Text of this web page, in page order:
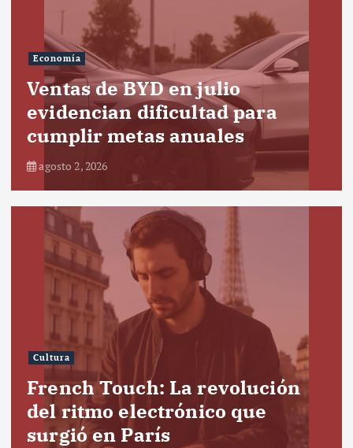
Economía
Ventas de BYD en julio
evidencian dificultad para
cumplir metas anuales
agosto 2, 2026
Cultura
French Touch: La revolución
del ritmo electrónico que
surgió en París